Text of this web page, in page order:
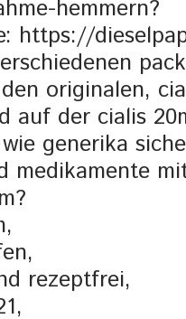
hemmern?
https://
originalen,
auf der cialis
generika
medikamente
rezeptfrei,